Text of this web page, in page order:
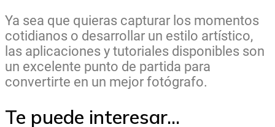
Ya sea que quieras capturar los momentos
cotidianos o desarrollar un estilo artístico,
las aplicaciones y tutoriales disponibles son
un excelente punto de partida para
convertirte en un mejor fotógrafo.
Te puede interesar...